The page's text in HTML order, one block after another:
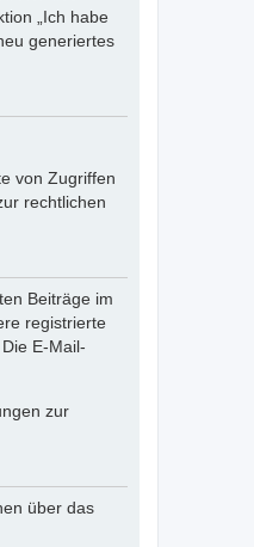
„Ich habe
generiertes
von Zugriffen
rechtlichen
Beiträge im
registrierte
E-Mail-
zur
über das